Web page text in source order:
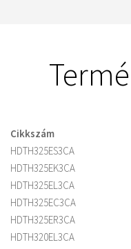
Cikkszám
HDTH325ES3CA
HDTH325EK3CA
HDTH325EL3CA
HDTH325EC3CA
HDTH325ER3CA
HDTH320EL3CA